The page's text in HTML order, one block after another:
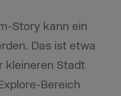
Story kann ein
Das ist etwa
kleineren Stadt
Bereich